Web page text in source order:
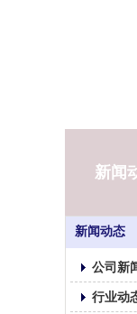
新闻
新闻动态
公司新
行业动